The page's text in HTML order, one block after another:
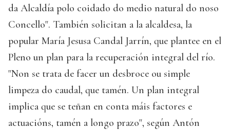
da Alcaldía polo coidado do medio natural do noso
Concello". También solicitan a la alcaldesa, la
popular María Jesusa Candal Jarrín, que plantee en el
Pleno un plan para la recuperación integral del río.
"Non se trata de facer un desbroce ou simple
limpeza do caudal, que tamén. Un plan integral
implica que se teñan en conta máis factores e
actuacións, tamén a longo prazo", según Antón